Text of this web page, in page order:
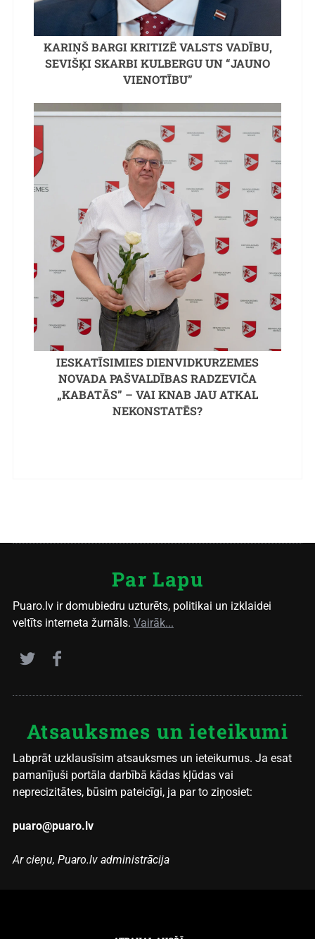
KARIŅŠ BARGI KRITIZĒ VALSTS VADĪBU,
SEVIŠĶI SKARBI KULBERGU UN “JAUNO
VIENOTĪBU”
IESKATĪSIMIES DIENVIDKURZEMES
NOVADA PAŠVALDĪBAS RADZEVIČA
„KABATĀS” – VAI KNAB JAU ATKAL
NEKONSTATĒS?
Par Lapu
Puaro.lv ir domubiedru uzturēts, politikai un izklaidei
veltīts interneta žurnāls. Vairāk...
Atsauksmes un ieteikumi
Labprāt uzklausīsim atsauksmes un ieteikumus. Ja esat
pamanījuši portāla darbībā kādas kļūdas vai
neprecizitātes, būsim pateicīgi, ja par to ziņosiet:
puaro@puaro.lv
Ar cieņu, Puaro.lv administrācija